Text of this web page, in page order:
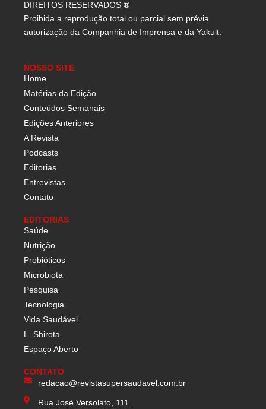
DIREITOS RESERVADOS ®
Proibida a reprodução total ou parcial sem prévia
autorização da Companhia de Imprensa e da Yakult.
NOSSO SITE
Home
Matérias da Edição
Conteúdos Semanais
Edições Anteriores
A Revista
Podcasts
Editorias
Entrevistas
Contato
EDITORIAS
Saúde
Nutrição
Probióticos
Microbiota
Pesquisa
Tecnologia
Vida Saudável
L. Shirota
Espaço Aberto
CONTATO
redacao@revistasupersaudavel.com.br
Rua José Versolato, 111.